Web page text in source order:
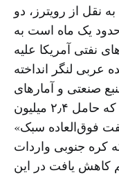
نقل از رویترز، دو
حدود یک ماه است به
نفتی آمریکا علیه
عربی لنگر انداخته
صنعتی و آمارهای
کشتیرانی می‌نویسد، این تانکرها که حامل ۲٫۴ میلیون
فوق‌العاده سبک»
کره جنوبی واردات
کاهش یافت در این